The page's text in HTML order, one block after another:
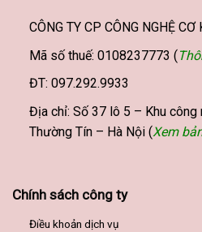
CÔNG TY CP CÔNG NGHỆ
Mã số thuế: 0108237773 (
ĐT: 097.292.9933
Địa chỉ: Số 37 lô 5 – Khu công
Thường Tín – Hà Nội (Xem
Chính sách công ty
Điều khoản dịch vụ